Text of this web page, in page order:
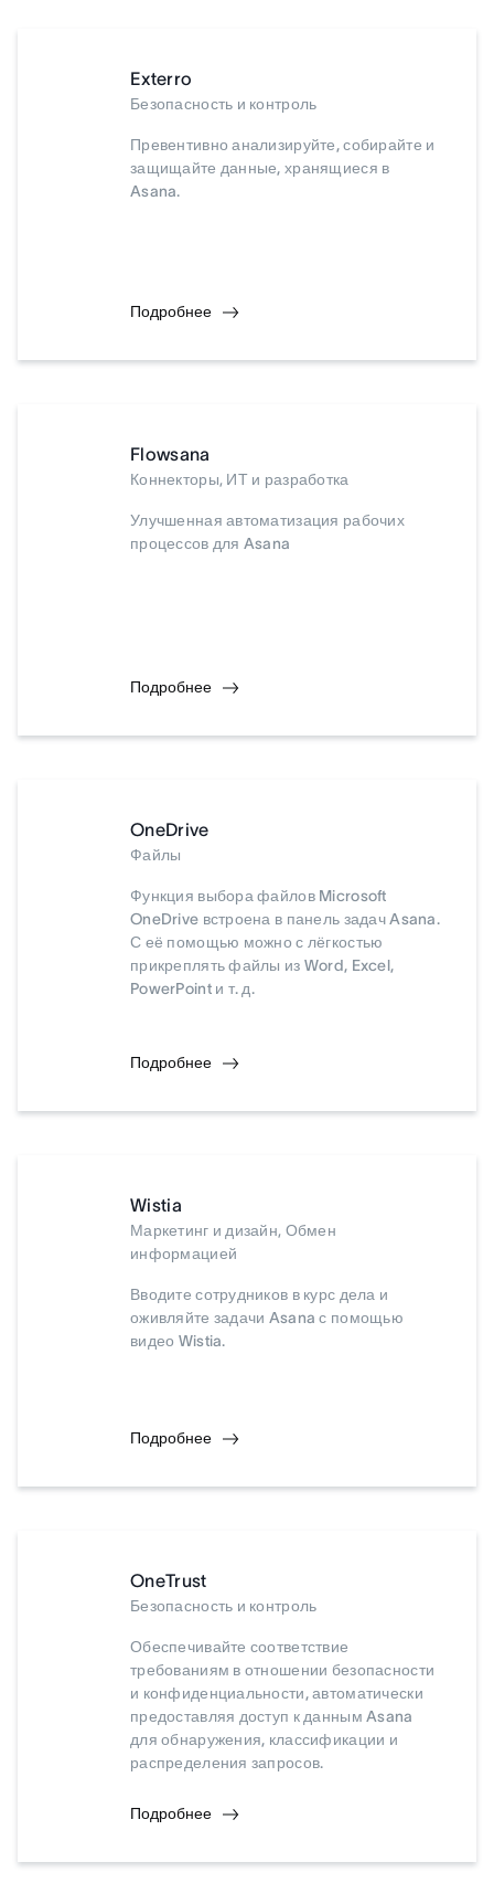
Exterro
Безопасность и контроль
Превентивно анализируйте, собирайте и
защищайте данные, хранящиеся в
Asana.
Подробнее
Flowsana
Коннекторы, ИТ и разработка
Улучшенная автоматизация рабочих
процессов для Asana
Подробнее
OneDrive
Файлы
Функция выбора файлов Microsoft
OneDrive встроена в панель задач Asana.
С её помощью можно с лёгкостью
прикреплять файлы из Word, Excel,
PowerPoint и т. д.
Подробнее
Wistia
Маркетинг и дизайн, Обмен
информацией
Вводите сотрудников в курс дела и
оживляйте задачи Asana с помощью
видео Wistia.
Подробнее
OneTrust
Безопасность и контроль
Обеспечивайте соответствие
требованиям в отношении безопасности
и конфиденциальности, автоматически
предоставляя доступ к данным Asana
для обнаружения, классификации и
распределения запросов.
Подробнее